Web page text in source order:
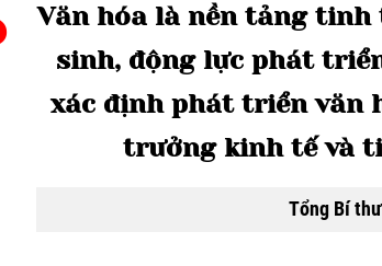
Văn hóa là nền tảng tinh
sinh, động lực phát
xác định phát triển văn
trưởng kinh tế và
Tổng Bí